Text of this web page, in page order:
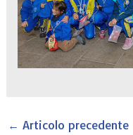
← Articolo precedente